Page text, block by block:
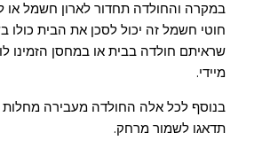
במקרה והחולדה תחדור לארון חשמל או
חוטי חשמל זה יכול לסכן את הבית כולו
שראיתם חולדה בבית או במחסן הזמינו
מיידי.
בנוסף לכל אלה החולדה מעבירה מחלות
תדאגו לשמור מרחק.